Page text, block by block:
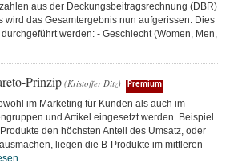
aus der Deckungsbeitragsrechnung (DBR)
wird das Gesamtergebnis nun aufgerissen. Dies
werden: - Geschlecht (Women, Men,
Prinzip (Kristoffer Ditz) Premium
im Marketing für Kunden als auch im
und Artikel eingesetzt werden. Beispiel
den höchsten Anteil des Umsatz, oder
liegen die B-Produkte im mittleren